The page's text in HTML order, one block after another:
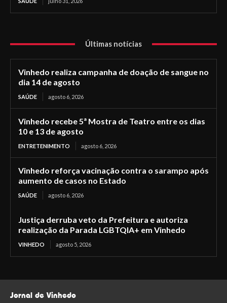
Últimas notícias
Vinhedo realiza campanha de doação de sangue no
dia 14 de agosto
SAÚDE agosto 6, 2026
Vinhedo recebe 5ª Mostra de Teatro entre os dias
10 e 13 de agosto
ENTRETENIMENTO agosto 6, 2026
Vinhedo reforça vacinação contra o sarampo após
aumento de casos no Estado
SAÚDE agosto 6, 2026
Justiça derruba veto da Prefeitura e autoriza
realização da Parada LGBTQIA+ em Vinhedo
VINHEDO agosto 5, 2026
Jornal de Vinhedo